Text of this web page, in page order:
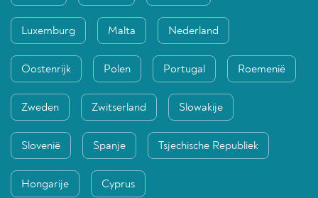
Luxemburg Malta Nederland
Oostenrijk Polen Portugal Roemenië
Zweden Zwitserland Slowakije
Slovenië Spanje Tsjechische Republiek
Hongarije Cyprus